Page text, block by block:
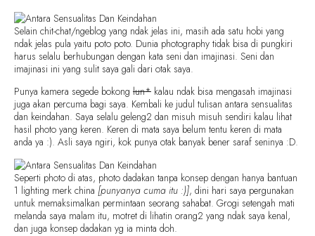
Selain chit-chat/ngeblog yang ndak jelas ini, masih ada satu hobi yang
ndak jelas pula yaitu poto poto. Dunia photography tidak bisa di pungkiri
harus selalu berhubungan dengan kata seni dan imajinasi. Seni dan
imajinasi ini yang sulit saya gali dari otak saya.
Punya kamera segede bokong lun* kalau ndak bisa mengasah imajinasi
juga akan percuma bagi saya. Kembali ke judul tulisan antara sensualitas
dan keindahan. Saya selalu geleng2 dan misuh misuh sendiri kalau lihat
hasil photo yang keren. Keren di mata saya belum tentu keren di mata
anda ya :). Asli saya ngiri, kok punya otak banyak bener saraf seninya :D.
Seperti photo di atas, photo dadakan tanpa konsep dengan hanya bantuan
1 lighting merk china [punyanya cuma itu :)], dini hari saya pergunakan
untuk memaksimalkan permintaan seorang sahabat. Grogi setengah mati
melanda saya malam itu, motret di lihatin orang2 yang ndak saya kenal,
dan juga konsep dadakan yg ia minta doh.